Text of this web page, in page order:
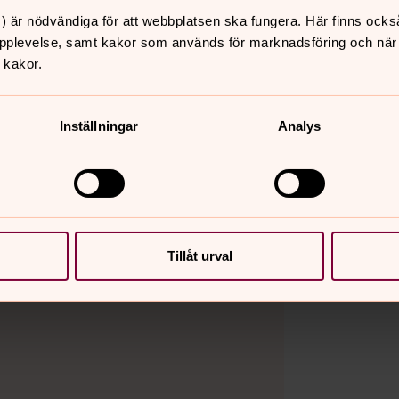
är nödvändiga för att webbplatsen ska fungera. Här finns
samt kakor som används för marknadsföring och
Inställningar Analys
Tillåt urval
ett mejl.
Peder Hardings väg 14.